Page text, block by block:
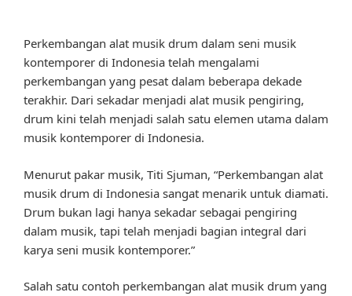
Perkembangan alat musik drum dalam seni musik
kontemporer di Indonesia telah mengalami
perkembangan yang pesat dalam beberapa dekade
terakhir. Dari sekadar menjadi alat musik pengiring,
drum kini telah menjadi salah satu elemen utama dalam
musik kontemporer di Indonesia.
Menurut pakar musik, Titi Sjuman, “Perkembangan alat
musik drum di Indonesia sangat menarik untuk diamati.
Drum bukan lagi hanya sekadar sebagai pengiring
dalam musik, tapi telah menjadi bagian integral dari
karya seni musik kontemporer.”
Salah satu contoh perkembangan alat musik drum yang